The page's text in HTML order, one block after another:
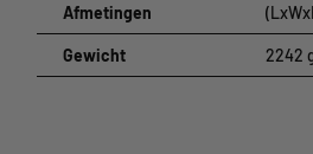
Afmetingen
Gewicht 2242